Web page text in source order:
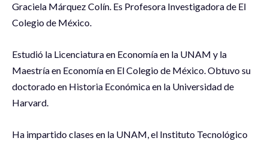
Graciela Márquez Colín. Es Profesora Investigadora de El
Colegio de México.
Estudió la Licenciatura en Economía en la UNAM y la
Maestría en Economía en El Colegio de México. Obtuvo su
doctorado en Historia Económica en la Universidad de
Harvard.
Ha impartido clases en la UNAM, el Instituto Tecnológico